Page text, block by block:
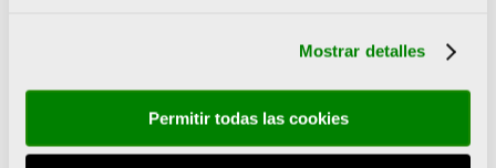
Mostrar detalles
Permitir todas las cookies
a por los 30.000 en el Maratón. Y por supuesto,
y siempre empujados por la ilusión de nuestro
Presidente, vamos a por lo máximo en cuanto
a las marcas. No paramos de soñar con la